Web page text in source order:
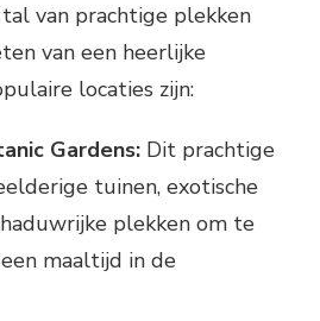
van prachtige plekken
van een heerlijke
locaties zijn:
Gardens: Dit prachtige
tuinen, exotische
plekken om te
maaltijd in de